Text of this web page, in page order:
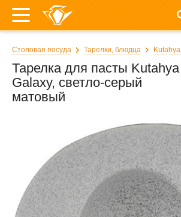
Столовая посуда Тарелки, блюдца Kutahya
Тарелка для пасты Kutahya
Galaxy, светло-серый
матовый